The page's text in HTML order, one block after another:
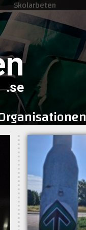
Skolarbeten
.se